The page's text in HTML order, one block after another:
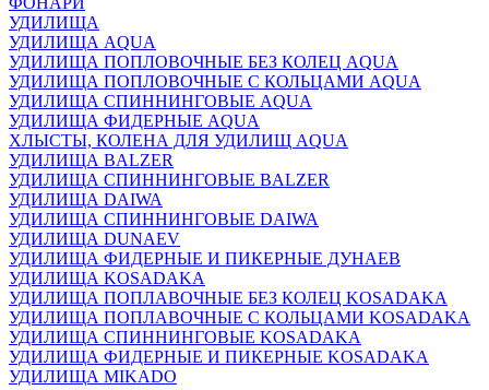
УДИЛИЩА
УДИЛИЩА AQUA
УДИЛИЩА ПОПЛОВОЧНЫЕ БЕЗ КОЛЕЦ AQUA
УДИЛИЩА ПОПЛОВОЧНЫЕ С КОЛЬЦАМИ AQUA
УДИЛИЩА СПИННИНГОВЫЕ AQUA
УДИЛИЩА ФИДЕРНЫЕ AQUA
ХЛЫСТЫ, КОЛЕНА ДЛЯ УДИЛИЩ AQUA
УДИЛИЩА BALZER
УДИЛИЩА СПИННИНГОВЫЕ BALZER
УДИЛИЩА DAIWA
УДИЛИЩА СПИННИНГОВЫЕ DAIWA
УДИЛИЩА DUNAEV
УДИЛИЩА ФИДЕРНЫЕ И ПИКЕРНЫЕ ДУНАЕВ
УДИЛИЩА KOSADAKA
УДИЛИЩА ПОПЛАВОЧНЫЕ БЕЗ КОЛЕЦ KOSADAKA
УДИЛИЩА ПОПЛАВОЧНЫЕ С КОЛЬЦАМИ KOSADAKA
УДИЛИЩА СПИННИНГОВЫЕ KOSADAKA
УДИЛИЩА ФИДЕРНЫЕ И ПИКЕРНЫЕ KOSADAKA
УДИЛИЩА MIKADO